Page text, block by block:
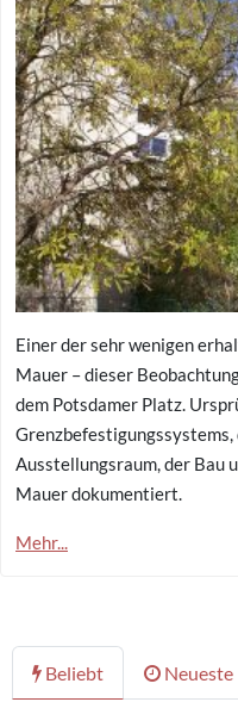
Einer der sehr wenigen
Mauer – dieser
dem Potsdamer Platz.
Ausstellungsraum, der Bau
Mauer dokumentiert.
Mehr...
Beliebt Neueste